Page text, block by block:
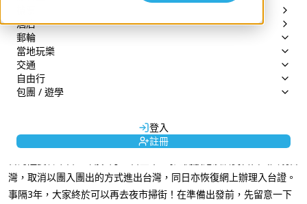
公眾假期除外
booking@texpert.com
查詢專綫 ›
機票 / 自由行 3700 2660
尊賞假期 3700 2661
郵輪 3700 2663
本地遊 / Staycation 3700 2666
其他 3700 2664
尊賞假期旅行團
酒店
郵輪
當地玩樂
交通
城市交通 | 機場快線
城市交通 | 包車
自由行
包團 / 遊學
登入
註冊
【台灣開關2023】 台灣
開放自由行 入台證申
請/防疫規定懶人包
由 Admin
灣，取消以團入團出的方式進出台灣，同日亦恢復網上辦理入台證。
事隔3年，大家終於可以再去夜市掃街！在準備出發前，先留意一下